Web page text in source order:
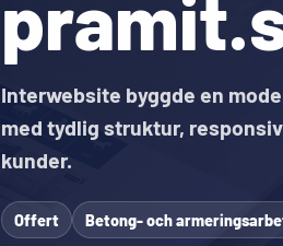
Interwebsite byggde en
med tydlig struktur,
kunder.
Offert Betong- och